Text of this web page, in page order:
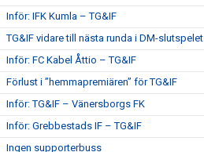
Inför: IFK Kumla – TG&IF
TG&IF vidare till nästa runda i DM-slutspelet
Inför: FC Kabel Åttio – TG&IF
Förlust i ”hemmapremiären” för TG&IF
Inför: TG&IF – Vänersborgs FK
Inför: Grebbestads IF – TG&IF
Ingen supporterbuss